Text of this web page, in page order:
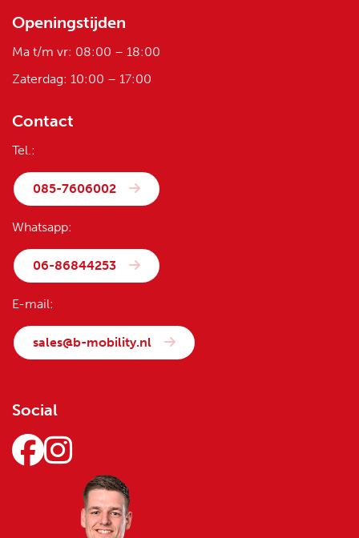
Openingstijden
Ma t/m vr: 08:00 – 18:00
Zaterdag: 10:00 – 17:00
Contact
Tel.:
085-7606002
Whatsapp:
06-86844253
E-mail:
sales@b-mobility.nl
Social